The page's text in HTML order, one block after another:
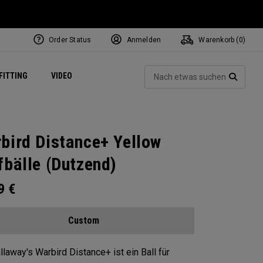
VIDEO Exclusive Mavrik Complete Sets
Exklusiv - Golfbälle
Women's Golf Balls
Exklusiv - Zubehör
Regional Performance Centers
Order Status Anmelden Warenkorb ( 0)
Distance+ Yellow
(Dutzend)
€
Custom
Warbird Distance+ ist ein Ball für